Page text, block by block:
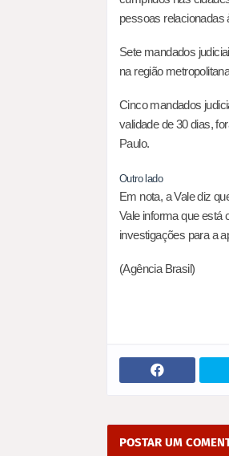
pessoas relacionadas
Sete mandados
na região
Cinco mandados
validade de 30 dias,
Paulo.
Outro lado
Em nota, a Vale diz
Vale informa que está
investigações para a
(Agência Brasil)
POSTAR UM